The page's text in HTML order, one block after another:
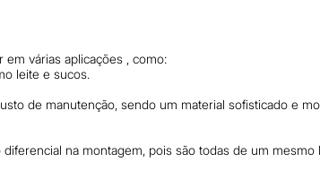
em várias aplicações , como:
leite e sucos.
de manutenção, sendo um material sofisticado e
na montagem, pois são todas de um mesmo